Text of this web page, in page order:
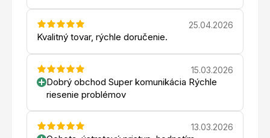
25.04.2026
Kvalitný tovar, rýchle doručenie.
15.03.2026
Dobrý obchod Super komunikácia Rýchle
riesenie problémov
13.03.2026